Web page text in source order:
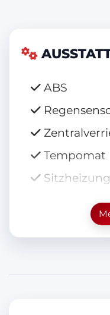
ABS
Tempomat
Sitzheizung
Elektr.